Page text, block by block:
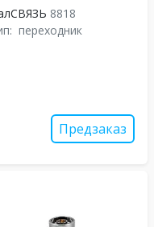
8818
переходник
Предзаказ